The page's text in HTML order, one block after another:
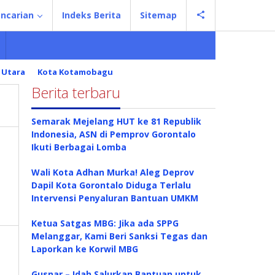
Indeks Berita Sitemap
Kota Kotamobagu
Berita terbaru
Semarak Mejelang HUT ke 81 Republik
Indonesia, ASN di Pemprov Gorontalo
Ikuti Berbagai Lomba
Wali Kota Adhan Murka! Aleg Deprov
Dapil Kota Gorontalo Diduga Terlalu
Intervensi Penyaluran Bantuan UMKM
Ketua Satgas MBG: Jika ada SPPG
Melanggar, Kami Beri Sanksi Tegas dan
Laporkan ke Korwil MBG